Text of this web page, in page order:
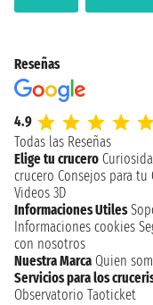
Reseñas
4.9
Todas las Reseñas
Elige tu crucero
crucero Consejos para tu
Videos 3D
Informaciones Utiles
Informaciones cookies
con nosotros
Nuestra Marca Quien
Servicios para los
Observatorio Taoticket